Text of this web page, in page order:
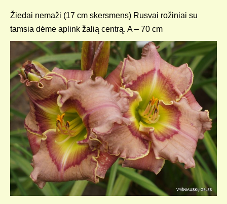
Žiedai nemaži (17 cm skersmens) Rusvai rožiniai su
tamsia dėme aplink žalią centrą. A – 70 cm